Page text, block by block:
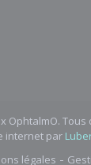
OphtalmO.
internet par
légales -